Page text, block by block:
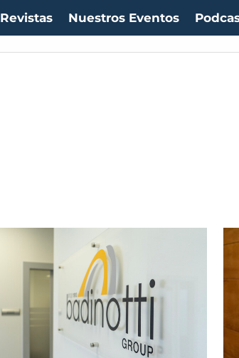
Revistas Nuestros Eventos